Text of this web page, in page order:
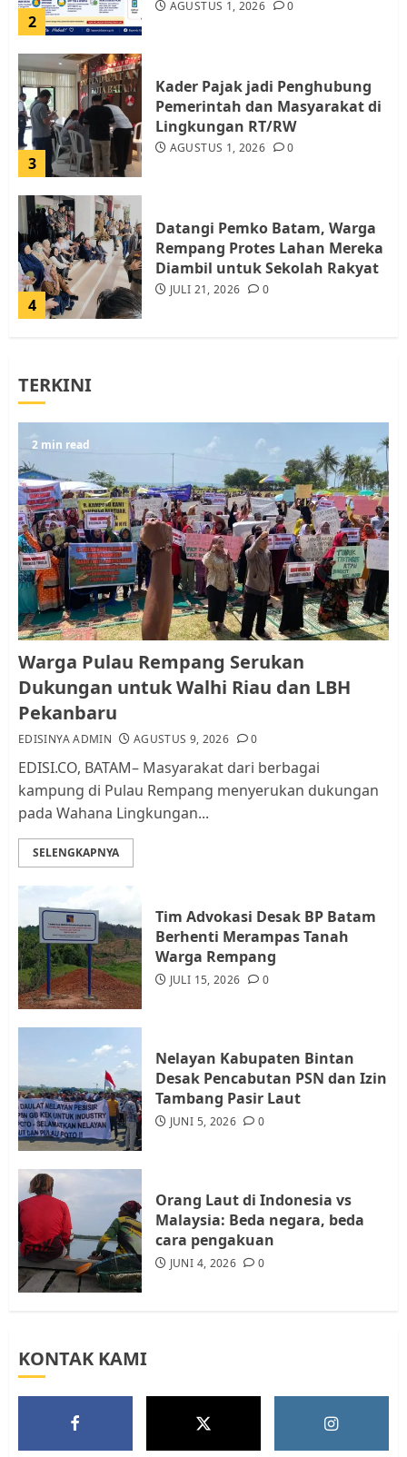
2
AGUSTUS 1, 2026 0
3
Kader Pajak jadi Penghubung
Pemerintah dan Masyarakat di
Lingkungan RT/RW
AGUSTUS 1, 2026 0
4
Datangi Pemko Batam, Warga
Rempang Protes Lahan Mereka
Diambil untuk Sekolah Rakyat
JULI 21, 2026 0
5
Resahkan Warga
JULI 17, 2026 0
1
Warga Pulau Rempang Serukan
Dukungan untuk Walhi Riau
dan LBH Pekanbaru
AGUSTUS 9, 2026 0
2
Pemko Batam Tegaskan RT dan
RW bukan Petugas Pendataan
dan Pemungutan Pajak
3
Kader Pajak jadi Penghubung
Pemerintah dan Masyarakat di
4
Datangi Pemko Batam, Warga
Rempang Protes Lahan Mereka
Diambil untuk Sekolah Rakyat
5
Warga Rempang Ajukan
Audiensi dengan Wali Kota
Batam, Soroti Aktivitas yang
Resahkan Warga
TERKINI
2 min read
Warga Pulau Rempang Serukan
Dukungan untuk Walhi Riau dan LBH
Pekanbaru
EDISINYA ADMIN AGUSTUS 9, 2026 0
EDISI.CO, BATAM– Masyarakat dari berbagai
kampung di Pulau Rempang menyerukan dukungan
pada Wahana Lingkungan...
SELENGKAPNYA
Tim Advokasi Desak BP Batam
Berhenti Merampas Tanah
Warga Rempang
JULI 15, 2026 0
Nelayan Kabupaten Bintan
Desak Pencabutan PSN dan Izin
Tambang Pasir Laut
JUNI 5, 2026 0
Orang Laut di Indonesia vs
Malaysia: Beda negara, beda
cara pengakuan
JUNI 4, 2026 0
KONTAK KAMI